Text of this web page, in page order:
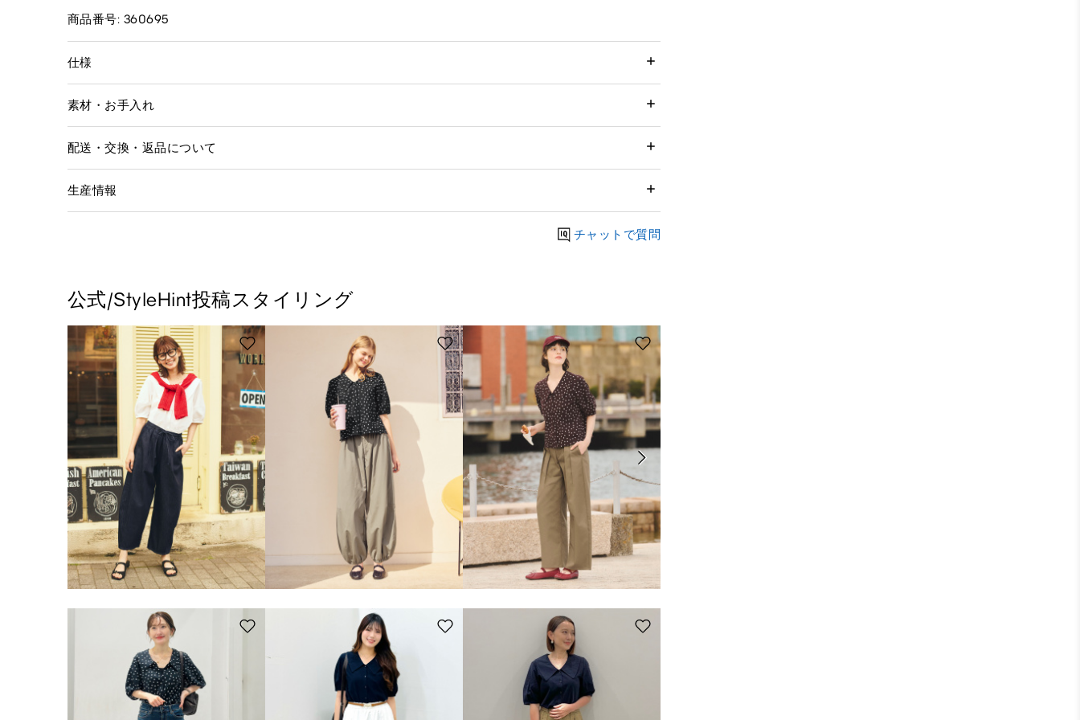
商品番号: 360695
仕様
素材・お手入れ
配送・交換・返品について
生産情報
チャットで質問
公式/StyleHint投稿スタイリング